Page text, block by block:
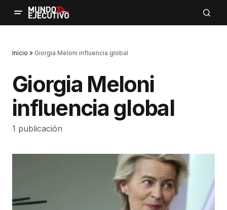
Inicio » Giorgia Meloni influencia global
Giorgia Meloni
influencia global
1 publicación